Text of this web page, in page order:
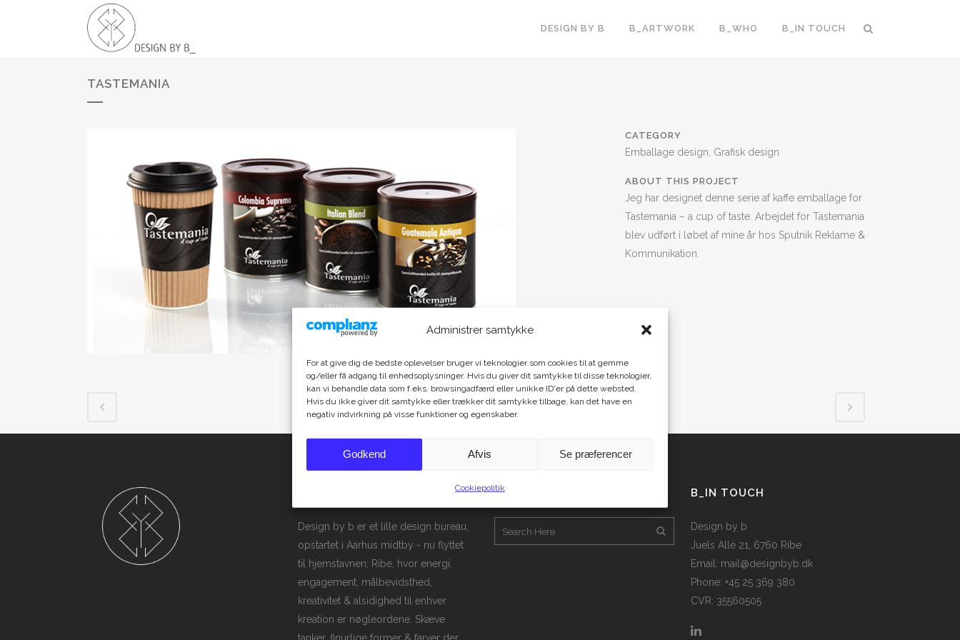
Administrer samtykke
For at give dig de bedste oplevelser bruger vi teknologier som cookies til at gemme
og/eller få adgang til enhedsoplysninger. Hvis du giver dit samtykke til disse teknologier,
kan vi behandle data som f.eks. browsingadfærd eller unikke ID'er på dette websted.
Hvis du ikke giver dit samtykke eller trækker dit samtykke tilbage, kan det have en
negativ indvirkning på visse funktioner og egenskaber.
Godkend Afvis Se præferencer
Cookiepolitik
DESIGN BY B B_ARTWORK B_WHO B_IN TOUCH
TASTEMANIA
CATEGORY
Emballage design, Grafisk design
ABOUT THIS PROJECT
Jeg har designet denne serie af kaffe emballage for
Tastemania – a cup of taste. Arbejdet for Tastemania
blev udført i løbet af mine år hos Sputnik Reklame &
Kommunikation.
Design by b er et lille design bureau,
opstartet i Aarhus midtby - nu flyttet
til hjemstavnen; Ribe, hvor energi,
engagement, målbevidsthed,
kreativitet & alsidighed til enhver
kreation er nøgleordene. Skæve
B_FOUND B_IN TOUCH
Design by b
Juels Allé 21, 6760 Ribe
Email: mail@designbyb.dk
Phone: +45 25 369 380
CVR: 35560505